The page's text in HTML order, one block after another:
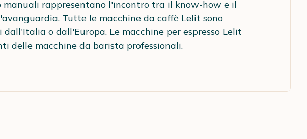
manuali rappresentano l'incontro tra il know-how e il
Tutte le macchine da caffè Lelit sono
o dall'Europa. Le macchine per espresso Lelit
delle macchine da barista professionali.